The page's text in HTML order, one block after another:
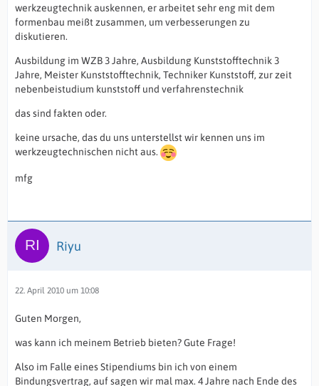
werkzeugtechnik auskennen, er arbeitet sehr eng mit dem
formenbau meißt zusammen, um verbesserungen zu
diskutieren.
Ausbildung im WZB 3 Jahre, Ausbildung Kunststofftechnik 3
Jahre, Meister Kunststofftechnik, Techniker Kunststoff, zur zeit
nebenbeistudium kunststoff und verfahrenstechnik
das sind fakten oder.
keine ursache, das du uns unterstellst wir kennen uns im
werkzeugtechnischen nicht aus.
mfg
Riyu
22. April 2010 um 10:08
Guten Morgen,
was kann ich meinem Betrieb bieten? Gute Frage!
Also im Falle eines Stipendiums bin ich von einem
Bindungsvertrag, auf sagen wir mal max. 4 Jahre nach Ende des